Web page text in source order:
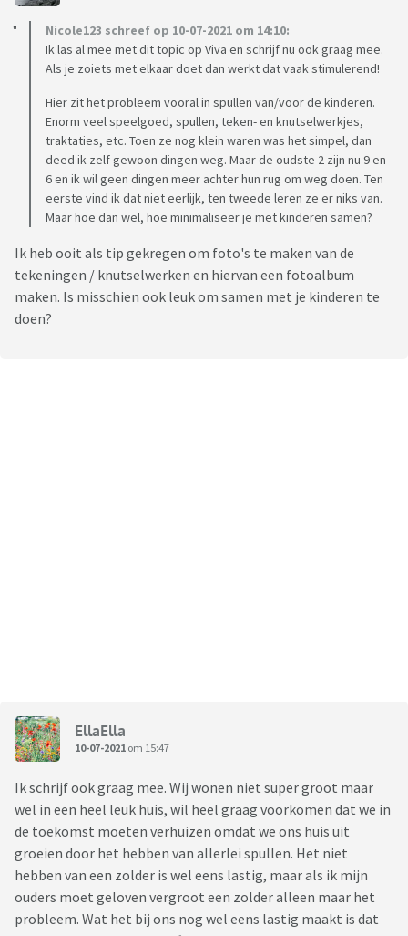
Nicole123 schreef op 10-07-2021 om 14:10:
Ik las al mee met dit topic op Viva en schrijf nu ook graag mee.
Als je zoiets met elkaar doet dan werkt dat vaak stimulerend!
Hier zit het probleem vooral in spullen van/voor de kinderen.
Enorm veel speelgoed, spullen, teken- en knutselwerkjes,
traktaties, etc. Toen ze nog klein waren was het simpel, dan
deed ik zelf gewoon dingen weg. Maar de oudste 2 zijn nu 9 en
6 en ik wil geen dingen meer achter hun rug om weg doen. Ten
eerste vind ik dat niet eerlijk, ten tweede leren ze er niks van.
Maar hoe dan wel, hoe minimaliseer je met kinderen samen?
Ik heb ooit als tip gekregen om foto's te maken van de
tekeningen / knutselwerken en hiervan een fotoalbum
maken. Is misschien ook leuk om samen met je kinderen te
doen?
EllaElla
10-07-2021 om 15:47
Ik schrijf ook graag mee. Wij wonen niet super groot maar
wel in een heel leuk huis, wil heel graag voorkomen dat we in
de toekomst moeten verhuizen omdat we ons huis uit
groeien door het hebben van allerlei spullen. Het niet
hebben van een zolder is wel eens lastig, maar als ik mijn
ouders moet geloven vergroot een zolder alleen maar het
probleem. Wat het bij ons nog wel eens lastig maakt is dat